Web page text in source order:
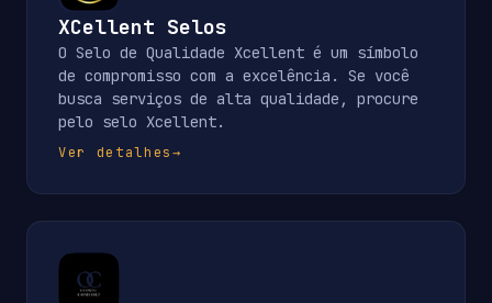
XCellent Selos
O Selo de Qualidade Xcellent é um símbolo
de compromisso com a excelência. Se você
busca serviços de alta qualidade, procure
pelo selo Xcellent.
Ver detalhes→